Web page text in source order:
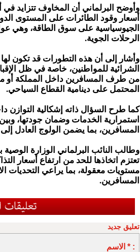
وأوضح البرلماني أن المخاوف تتزايد
أسعار وقود الطائرات على المستوى
الجيوسياسية على سوق الطاقة، وهي
الرحلات الجوية.
وأشار إلى أن هذه التطورات قد تكون
الشرائية للمواطنين، خاصة في ظل
من طرف المسافرين داخل المملكة أو
المحتمل على دينامية القطاع السياحي.
كما طرح السؤال ذاته إشكالية
استمرارية الخدمات وضمان جودتها،
المسافرين، بما يضمن الولوج العادل
وطالب النائب البرلماني الوزارة
تعتزم اتخاذها للحد من ارتفاع أسعار
مستويات معقولة، بما يراعي التحديات
المسافرين.
تعليق جديد
الاسم * :